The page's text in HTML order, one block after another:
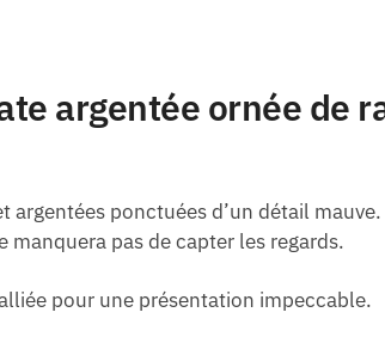
argentée ornée de
ponctuées d’un détail mauve.
pas de capter les regards.
pour une présentation impeccable.